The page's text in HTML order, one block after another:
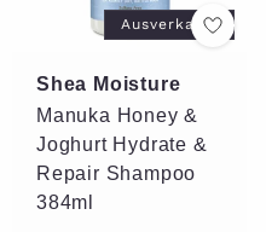
Ausverkauft
Shea Moisture
Manuka Honey &
Joghurt Hydrate &
Repair Shampoo
384ml